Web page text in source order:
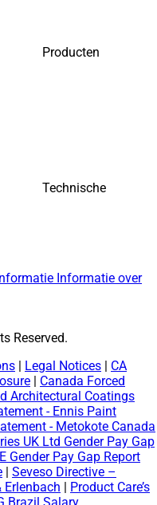
Producten
Technische
Informatie over
Reserved.
| Legal Notices | CA
| Canada Forced
Architectural Coatings
- Ennis Paint
- Metokote Canada
UK Ltd Gender Pay Gap
Gender Pay Gap Report
| Seveso Directive –
| Product Care’s